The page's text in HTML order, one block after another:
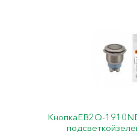
КнопкаEB2Q-